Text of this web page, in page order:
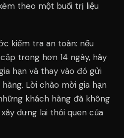
theo một buổi trị liệu
kiểm tra an toàn: nếu
trong hơn 14 ngày, hãy
hạn và thay vào đó gửi
Lời chào mời gia hạn
khách hàng đã không
dựng lại thói quen của